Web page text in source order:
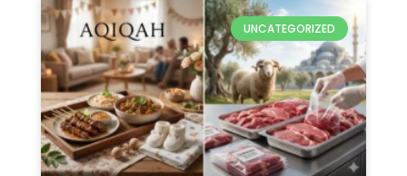
UNCATEGORIZED